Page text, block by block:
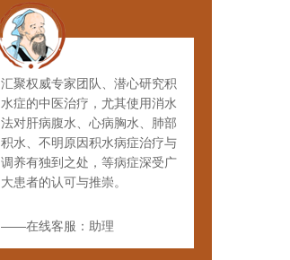
汇聚权威专家团队、潜心研究积
水症的中医治疗，尤其使用消水
法对肝病腹水、心病胸水、肺部
积水、不明原因积水病症治疗与
调养有独到之处，等病症深受广
大患者的认可与推崇。
——在线客服：助理